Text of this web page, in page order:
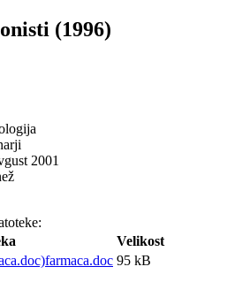
(1996)
2001
Velikost
farmaca.doc 95 kB